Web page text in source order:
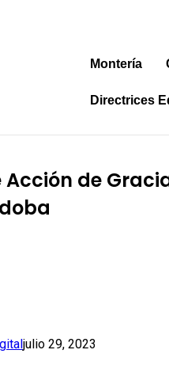
Montería
Directrices
Acción de
julio 29, 2023